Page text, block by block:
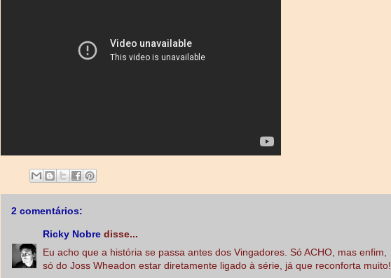
2 comentários:
Ricky Nobre disse...
Eu acho que a história se passa antes dos Vingadores. Só ACHO, mas enfim,
só do Joss Wheadon estar diretamente ligado à série, já que reconforta muito!